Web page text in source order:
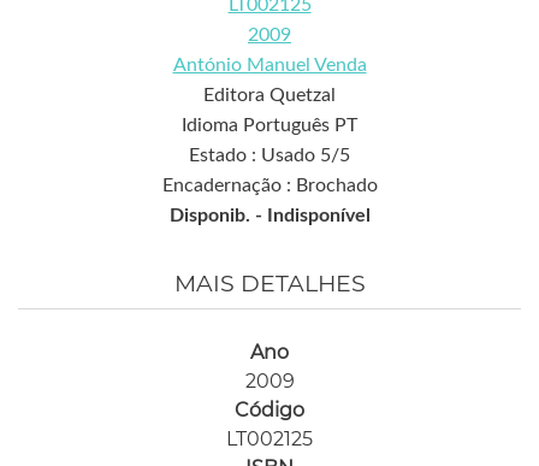
LT002125
2009
António Manuel Venda
Editora Quetzal
Idioma Português PT
Estado : Usado 5/5
Encadernação : Brochado
Disponib. -
Indisponível
MAIS DETALHES
Ano
2009
Código
LT002125